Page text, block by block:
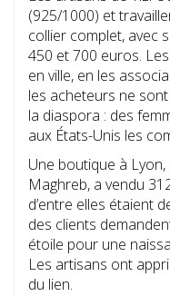
(925/1000) et
collier complet, avec
450 et 700 euros.
en ville, en les
les acheteurs ne
la diaspora : des
aux États-Unis les
Une boutique à
Maghreb, a vendu
d’entre elles étaient
des clients
étoile pour une
Les artisans ont
du lien.